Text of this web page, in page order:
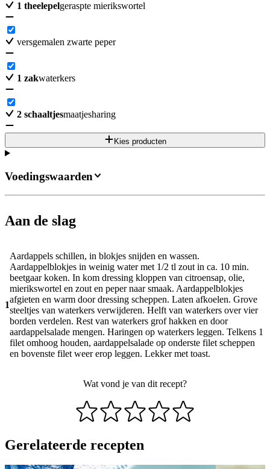
1 theelepelgeraspte mierikswortel
versgemalen zwarte peper
1 zakwaterkers
2 schaaltjesmaatjesharing
Kies producten
Aan de slag
1
Aardappels schillen, in blokjes snijden en wassen.
Aardappelblokjes in weinig water met 1/2 tl zout in ca. 10 min.
beetgaar koken. In kom dressing kloppen van citroensap, olie,
mierikswortel en zout en peper naar smaak. Aardappelblokjes
afgieten en warm door dressing scheppen. Laten afkoelen. Grove
steeltjes van waterkers verwijderen. Helft van waterkers over vier
borden verdelen. Rest van waterkers grof hakken en door
aardappelsalade mengen. Haringen op waterkers leggen. Telkens 1
filet omhoog houden, aardappelsalade op onderste filet scheppen
en bovenste filet weer erop leggen. Lekker met toast.
Wat vond je van dit recept?
Voedingswaarden
Gerelateerde recepten